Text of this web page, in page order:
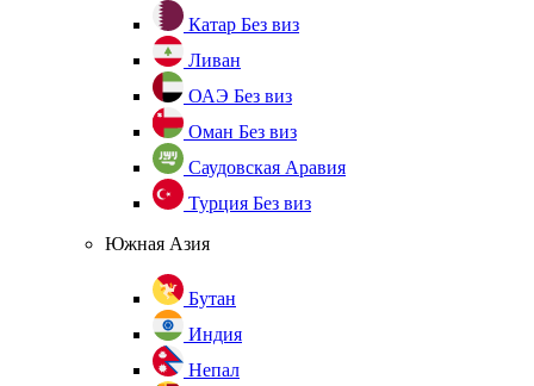
Катар Без виз
Ливан
ОАЭ Без виз
Оман Без виз
Саудовская Аравия
Турция Без виз
Южная Азия
Бутан
Индия
Непал